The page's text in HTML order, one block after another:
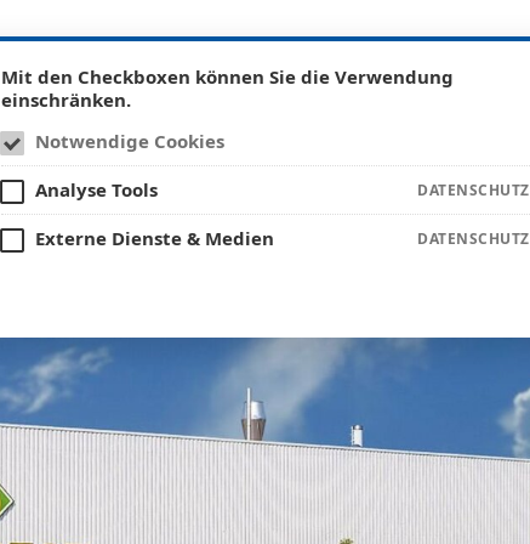
UNTERNEHMEN
Mit den Checkboxen können Sie die Verwendung
einschränken.
Notwendige Cookies
Analyse Tools
DATENSCHUTZ
Externe Dienste & Medien
DATENSCHUTZ